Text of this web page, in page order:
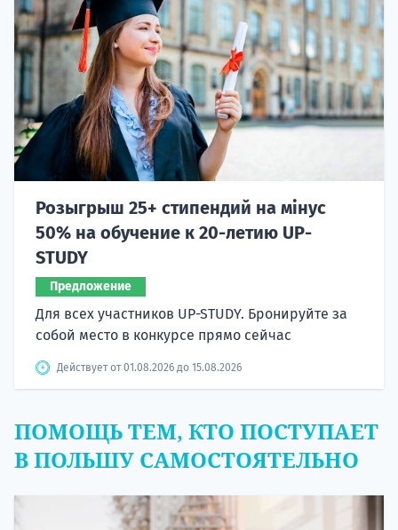
Розыгрыш 25+ стипендий на мінус
50% на обучение к 20-летию UP-
STUDY
Предложение
Для всех участников UP-STUDY. Бронируйте за
собой место в конкурсе прямо сейчас
Действует от 01.08.2026 до 15.08.2026
ПОМОЩЬ ТЕМ, КТО ПОСТУПАЕТ
В ПОЛЬШУ САМОСТОЯТЕЛЬНО